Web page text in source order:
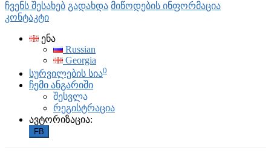
ჩვენს შესახებ გადახდა მიწოდების ინფორმაცია
კონტაკტი
ენა
Russian
Georgia
სურვილების სია0
ჩემი ანგარიში
შესვლა
რეგისტრაცია
ავტორიზაცია:
FB